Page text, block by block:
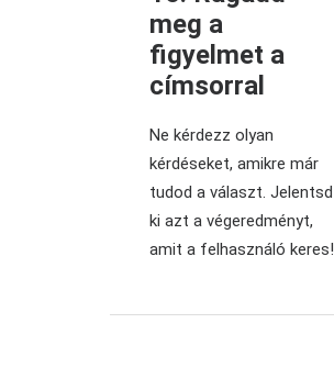
meg a
figyelmet a
címsorral
Ne kérdezz olyan
kérdéseket, amikre már
tudod a választ. Jelentsd
ki azt a végeredményt,
amit a felhasználó keres!